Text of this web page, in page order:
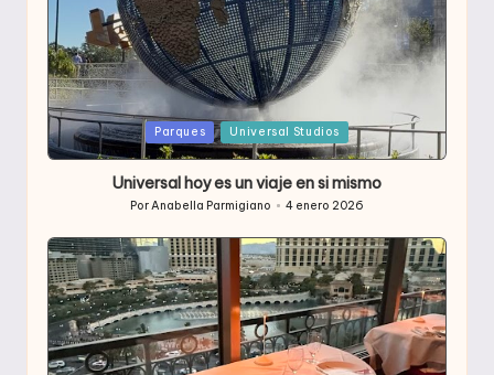
Publicada
en
Parques Universal Studios
Universal hoy es un viaje en si mismo
Publicado
PorAnabella Parmigiano 4 enero 2026